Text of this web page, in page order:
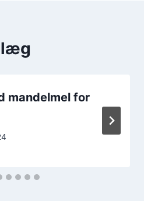
mandelmel for